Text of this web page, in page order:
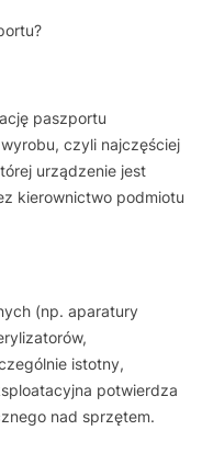
paszportu
czyli najczęściej
urządzenie jest
kierownictwo podmiotu
(np. aparatury
istotny,
potwierdza
nad sprzętem.